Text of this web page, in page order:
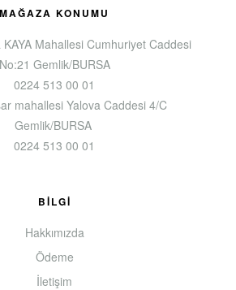
MAĞAZA KONUMU
Mahallesi Cumhuriyet Caddesi
No:21 Gemlik/BURSA
0224 513 00 01
mahallesi Yalova Caddesi 4/C
Gemlik/BURSA
0224 513 00 01
BILGI
Hakkımızda
Ödeme
İletişim